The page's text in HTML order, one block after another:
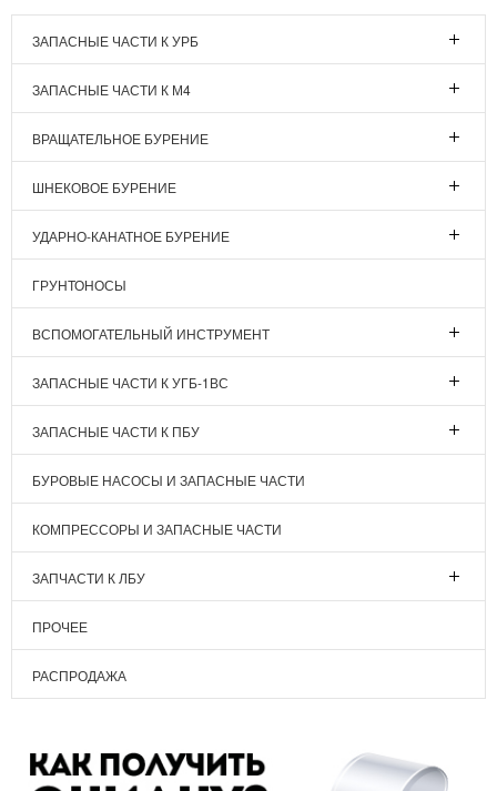
ЗАПАСНЫЕ ЧАСТИ К УРБ
ЗАПАСНЫЕ ЧАСТИ К М4
ВРАЩАТЕЛЬНОЕ БУРЕНИЕ
ШНЕКОВОЕ БУРЕНИЕ
УДАРНО-КАНАТНОЕ БУРЕНИЕ
ГРУНТОНОСЫ
ВСПОМОГАТЕЛЬНЫЙ ИНСТРУМЕНТ
ЗАПАСНЫЕ ЧАСТИ К УГБ-1ВС
ЗАПАСНЫЕ ЧАСТИ К ПБУ
БУРОВЫЕ НАСОСЫ И ЗАПАСНЫЕ ЧАСТИ
КОМПРЕССОРЫ И ЗАПАСНЫЕ ЧАСТИ
ЗАПЧАСТИ К ЛБУ
ПРОЧЕЕ
РАСПРОДАЖА